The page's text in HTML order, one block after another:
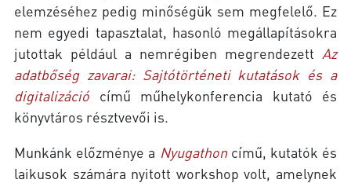
elemzéséhez pedig minőségük sem megfelelő. Ez
nem egyedi tapasztalat, hasonló megállapításokra
jutottak például a nemrégiben megrendezett Az
adatbőség zavarai: Sajtótörténeti kutatások és a
digitalizáció című műhelykonferencia kutató és
könyvtáros résztvevői is.
Munkánk előzménye a Nyugathon című, kutatók és
laikusok számára nyitott workshop volt, amelynek